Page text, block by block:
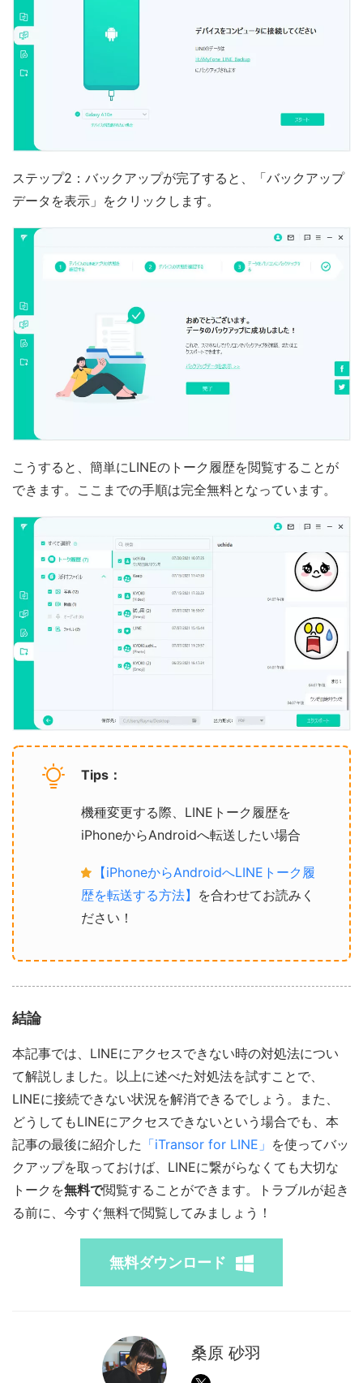
ステップ2：バックアップが完了すると、「バックアップ
データを表示」をクリックします。
こうすると、簡単にLINEのトーク履歴を閲覧することが
できます。ここまでの手順は完全無料となっています。
Tips：
機種変更する際、LINEトーク履歴を
iPhoneからAndroidへ転送したい場合
【iPhoneからAndroidへLINEトーク履
歴を転送する方法】 を合わせてお読みく
ださい！
結論
本記事では、LINEにアクセスできない時の対処法につい
て解説しました。以上に述べた対処法を試すことで、
LINEに接続できない状況を解消できるでしょう。また、
どうしてもLINEにアクセスできないという場合でも、本
記事の最後に紹介した 「iTransor for LINE」 を使ってバッ
クアップを取っておけば、LINEに繋がらなくても大切な
トークを無料で閲覧することができます。トラブルが起き
る前に、今すぐ無料で閲覧してみましょう！
無料ダウンロード
桑原 砂羽